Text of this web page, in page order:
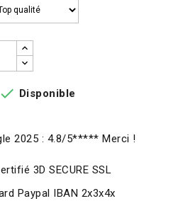
 Disponible
2025 : 4.8/5***** Merci !
3D SECURE SSL
Paypal IBAN 2x3x4x